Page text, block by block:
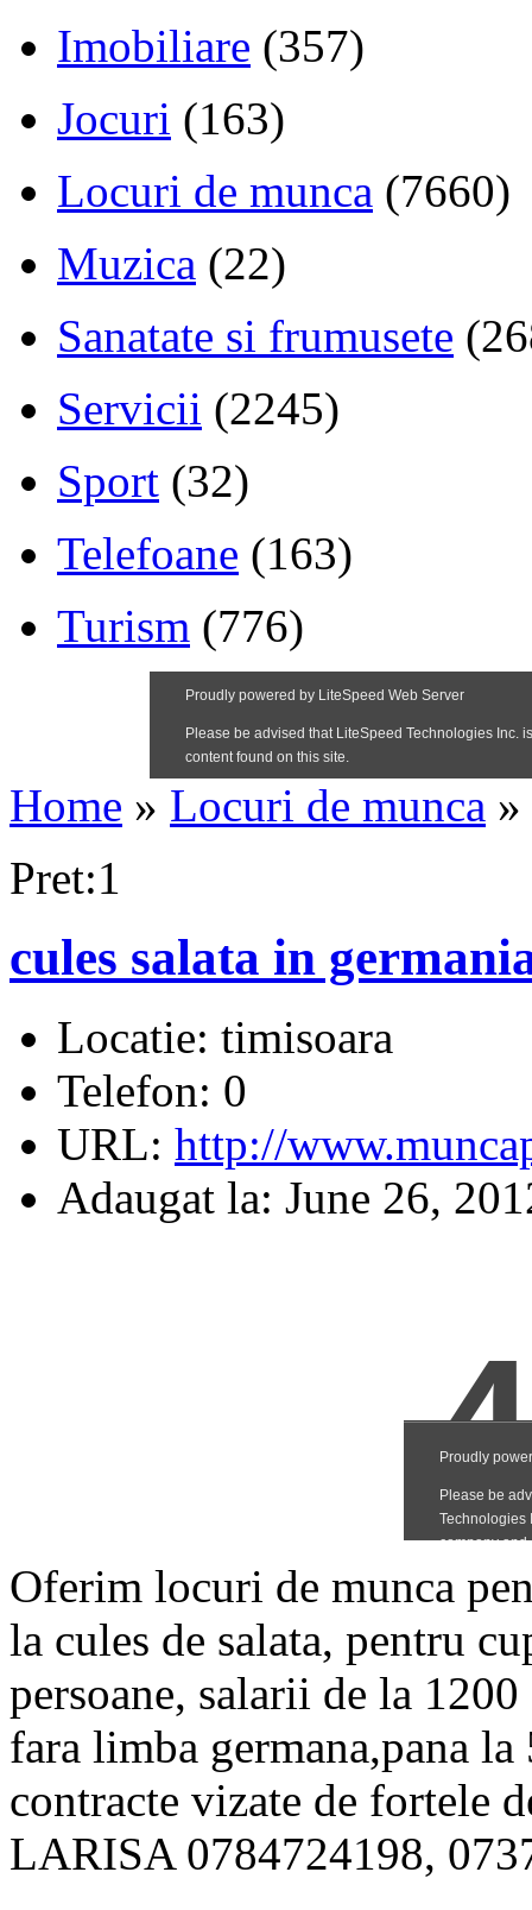
Imobiliare (357)
Jocuri (163)
Locuri de munca (7660)
Muzica (22)
Sanatate si frumusete
Servicii (2245)
Sport (32)
Telefoane (163)
Turism (776)
Home » Locuri de munca »
Pret:1
cules salata in
Locatie: timisoara
Telefon: 0
URL: http://
Adaugat la: June 26,
Oferim locuri de munca
la cules de salata, pentru
persoane, salarii de la
fara limba germana,pana
contracte vizate de fortele
LARISA 0784724198,